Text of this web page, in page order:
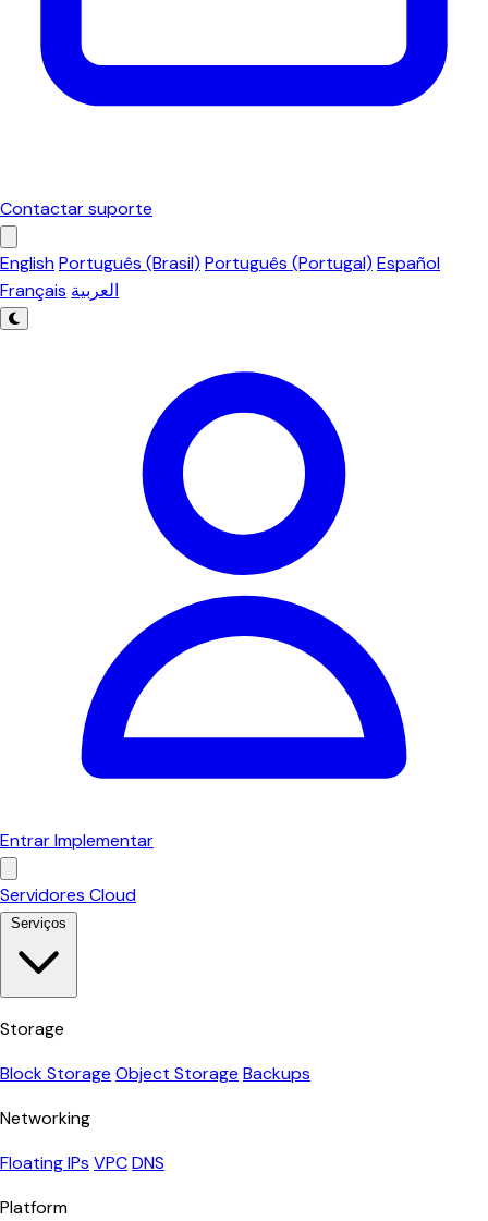
Contactar suporte
EnglishPortuguês (Brasil) Português (Portugal) Español
Français العربية
EntrarImplementar
Servidores Cloud
Serviços
Storage
Block Storage Object Storage Backups
Networking
Floating IPs VPCDNS
Platform